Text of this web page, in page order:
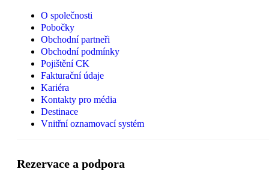
O společnosti
Pobočky
Obchodní partneři
Obchodní podmínky
Pojištění CK
Fakturační údaje
Kariéra
Kontakty pro média
Destinace
Vnitřní oznamovací systém
Rezervace a podpora